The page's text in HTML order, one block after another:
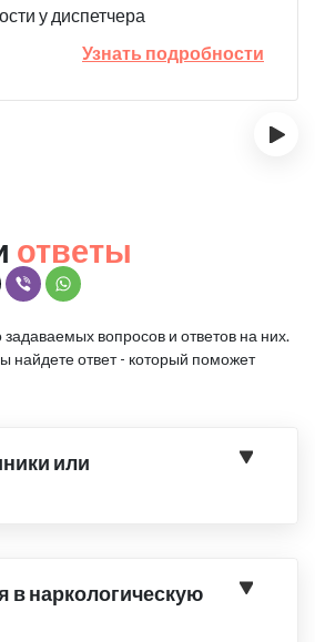
у диспетчера
Узнать подробности
›
ответы
вопросов и ответов на них.
найдете ответ - который поможет
или
в наркологическую